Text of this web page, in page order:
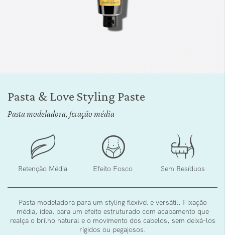
início
Pasta & Love Styling Paste
Pasta modeladora, fixação média
Retenção Média Efeito Fosco Sem Resíduos
Pasta modeladora para um styling flexível e versátil. Fixação
média, ideal para um efeito estruturado com acabamento que
realça o brilho natural e o movimento dos cabelos, sem deixá-los
rígidos ou pegajosos.